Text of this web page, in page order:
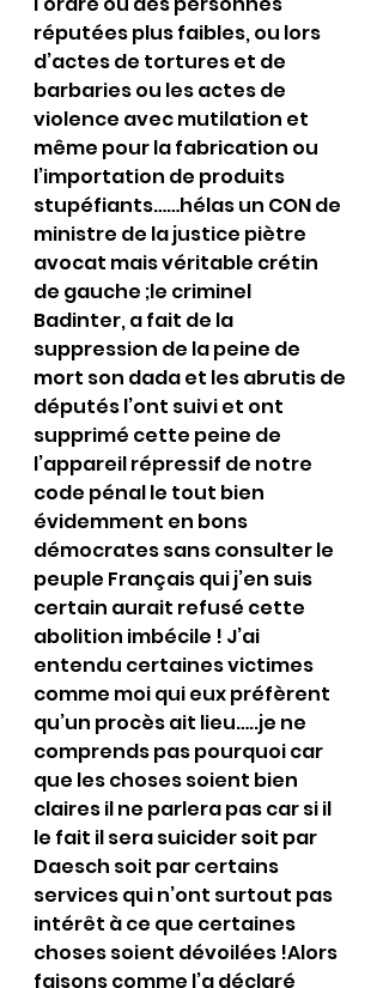
réputées plus faibles, ou lors
d’actes de tortures et de
barbaries ou les actes de
violence avec mutilation et
même pour la fabrication ou
l’importation de produits
stupéfiants……hélas un CON de
ministre de la justice piètre
avocat mais véritable crétin
de gauche ;le criminel
Badinter, a fait de la
suppression de la peine de
mort son dada et les abrutis de
députés l’ont suivi et ont
supprimé cette peine de
l’appareil répressif de notre
code pénal le tout bien
évidemment en bons
démocrates sans consulter le
peuple Français qui j’en suis
certain aurait refusé cette
abolition imbécile ! J’ai
entendu certaines victimes
comme moi qui eux préfèrent
qu’un procès ait lieu…..je ne
comprends pas pourquoi car
que les choses soient bien
claires il ne parlera pas car si il
le fait il sera suicider soit par
Daesch soit par certains
services qui n’ont surtout pas
intérêt à ce que certaines
choses soient dévoilées !Alors
faisons comme l’a déclaré